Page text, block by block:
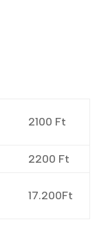
2100 Ft
2200 Ft
17.200Ft